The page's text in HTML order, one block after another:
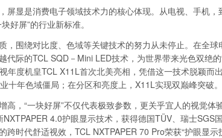
屏显是消费电子领域技术力的核心体现。从电视、手机
好屏”的行业新标准。
，围绕对比度、色域等关键技术的努力从未停止。在全
代际的TCL SQD－Mini LED技术，为世界带来光色双绝
年度机皇TCL X11L首次北美亮相，凭借这一技术脱颖而
十年色域僵局；在分区和亮度上，X11L实现双巅峰突破。
高，“一块好屏”不仅代表极致参数，更关乎宜人的视觉
4.0护眼显示技术，获得德国TÜV、瑞士SGS
跨时代舒适视效，TCL NXTPAPER 70 Pro荣获“护眼显